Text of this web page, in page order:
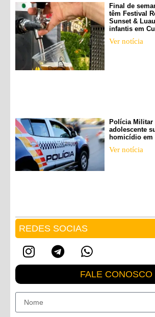
Final de
têm Festival
Sunset &
infantis em
Ver notícia
Polícia Militar
adolescente
homicídio em
Ver notícia
REDES SOCIAS
FALE CONOSCO